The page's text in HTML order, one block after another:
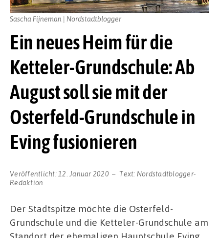
Ein neues Heim für die
Ketteler-Grundschule: Ab
August soll sie mit der
Osterfeld-Grundschule in
Eving fusionieren
Veröffentlicht: 12. Januar 2020 Text: Nordstadtblogger-
Redaktion
Sascha Fijneman | Nordstadtblogger
Der Stadtspitze möchte die Osterfeld-
Grundschule und die Ketteler-Grundschule am